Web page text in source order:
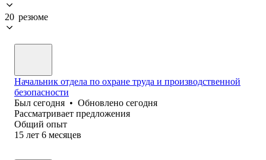
20 резюме
Начальник отдела по охране труда и производственной
безопасности
Был сегодня • Обновлено сегодня
Рассматривает предложения
Общий опыт
15 лет 6 месяцев